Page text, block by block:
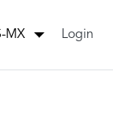
MX Login